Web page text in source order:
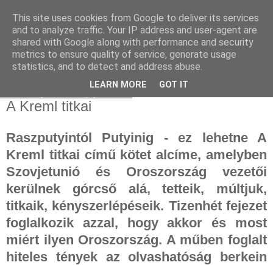
A Kreml titkai
Raszputyintól Putyinig - ez lehetne A
Kreml titkai című kötet alcíme, amelyben
Szovjetunió és Oroszország vezetői
kerülnek górcső alá, tetteik, múltjuk,
titkaik, kényszerlépéseik. Tizenhét fejezet
foglalkozik azzal, hogy akkor és most
miért ilyen Oroszország. A műben foglalt
hiteles tények az olvashatóság berkein
This site uses cookies from Google to deliver its services
and to analyze traffic. Your IP address and user-agent are
shared with Google along with performance and security
metrics to ensure quality of service, generate usage
statistics, and to detect and address abuse.
LEARN MORE GOT IT